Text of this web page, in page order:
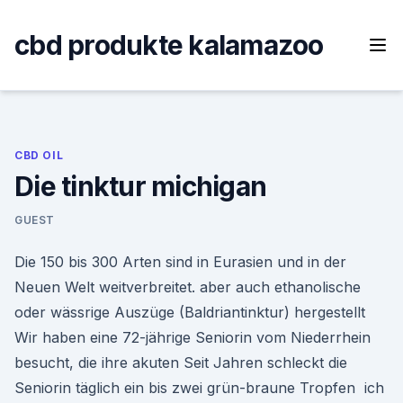
content
cbd produkte kalamazoo
CBD OIL
Die tinktur michigan
GUEST
Die 150 bis 300 Arten sind in Eurasien und in der
Neuen Welt weitverbreitet. aber auch ethanolische
oder wässrige Auszüge (Baldriantinktur) hergestellt
Wir haben eine 72-jährige Seniorin vom Niederrhein
besucht, die ihre akuten Seit Jahren schleckt die
Seniorin täglich ein bis zwei grün-braune Tropfen ich